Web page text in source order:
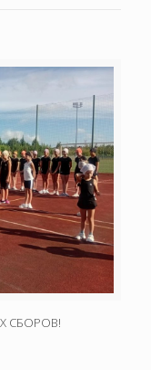
СБОРОВ!